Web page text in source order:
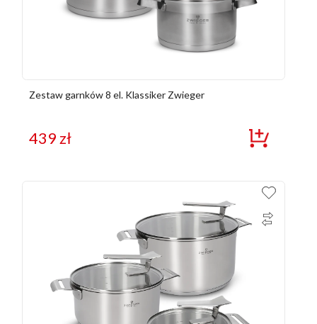
Zestaw garnków 8 el. Klassiker Zwieger
439zł